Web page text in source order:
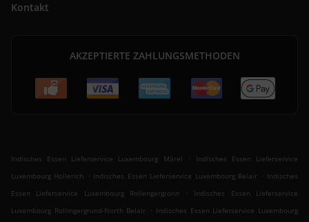
Kontakt
AKZEPTIERTE ZAHLUNGSMETHODEN
Indisches Essen Lieferservice Luxembourg Märel .
Indisches Essen Lieferservice
Luxembourg Hollerich
. Indisches Essen Lieferservice Luxembourg Belair . Indisches
Essen Lieferservice Luxembourg Rollengergronn
.
Indisches Essen Lieferservice
Luxembourg Rollingergrund-North Belair . Indisches Essen Lieferservice Luxembourg